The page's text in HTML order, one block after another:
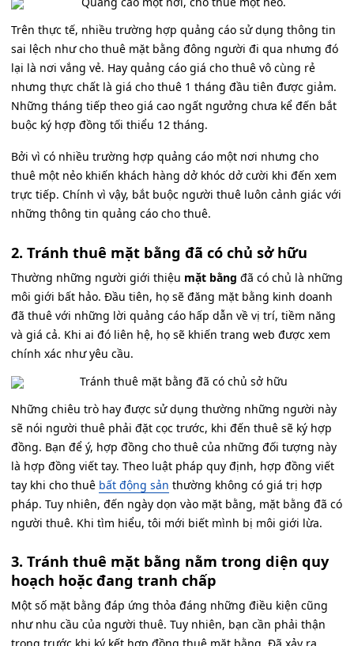
Trên thực tế, nhiều trường hợp quảng cáo sử dụng thông tin
sai lệch như cho thuê mặt bằng đông người đi qua nhưng đó
lại là nơi vắng vẻ. Hay quảng cáo giá cho thuê vô cùng rẻ
nhưng thực chất là giá cho thuê 1 tháng đầu tiên được giảm.
Những tháng tiếp theo giá cao ngất ngưởng chưa kể đến bắt
buộc ký hợp đồng tối thiểu 12 tháng.
Bởi vì có nhiều trường hợp quảng cáo một nơi nhưng cho
thuê một nẻo khiến khách hàng dở khóc dở cười khi đến xem
trực tiếp. Chính vì vậy, bắt buộc người thuê luôn cảnh giác với
những thông tin quảng cáo cho thuê.
2. Tránh thuê mặt bằng đã có chủ sở hữu
Thường những người giới thiệu mặt bằng đã có chủ là những
môi giới bất hảo. Đầu tiên, họ sẽ đăng mặt bằng kinh doanh
đã thuê với những lời quảng cáo hấp dẫn về vị trí, tiềm năng
và giá cả. Khi ai đó liên hệ, họ sẽ khiến trang web được xem
chính xác như yêu cầu.
Những chiêu trò hay được sử dụng thường những người này
sẽ nói người thuê phải đặt cọc trước, khi đến thuê sẽ ký hợp
đồng. Bạn để ý, hợp đồng cho thuê của những đối tượng này
là hợp đồng viết tay. Theo luật pháp quy định, hợp đồng viết
tay khi cho thuê bất động sản thường không có giá trị hợp
pháp. Tuy nhiên, đến ngày dọn vào mặt bằng, mặt bằng đã có
người thuê. Khi tìm hiểu, tôi mới biết mình bị môi giới lừa.
3. Tránh thuê mặt bằng nằm trong diện quy
hoạch hoặc đang tranh chấp
Một số mặt bằng đáp ứng thỏa đáng những điều kiện cũng
như nhu cầu của người thuê. Tuy nhiên, bạn cần phải thận